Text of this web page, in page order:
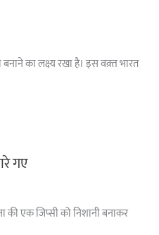
बनाने का लक्ष्य रखा है। इस वक़्त भारत
गए
की एक जिप्सी को निशानी बनाकर